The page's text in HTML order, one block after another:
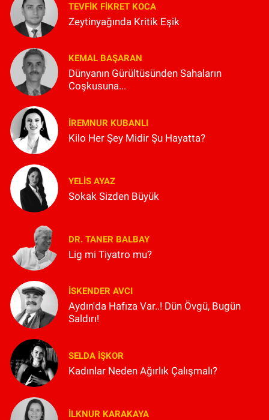
TEVFIK FIKRET KOCA
Zeytinyağında Kritik Eşik
KEMAL BAŞARAN
Dünyanın Gürültüsünden Sahaların
Coşkusuna...
İREMNUR KUBANLI
Kilo Her Şey Midir Şu Hayatta?
YELIS AYAZ
Sokak Sizden Büyük
DR. TANER BALBAY
Lig mi Tiyatro mu?
İSKENDER AVCI
Aydın'da Hafıza Var..! Dün Övgü, Bugün
Saldırı!
SELDA İŞKOR
Kadınlar Neden Ağırlık Çalışmalı?
İLKNUR KARAKAYA